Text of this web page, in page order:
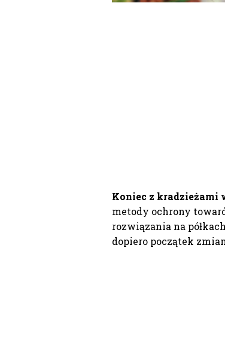
Koniec z kradzieżami
metody ochrony
rozwiązania na
dopiero początek